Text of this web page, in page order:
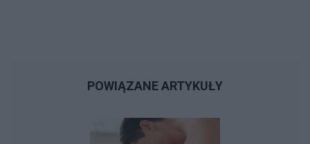
POWIĄZANE ARTYKUŁY